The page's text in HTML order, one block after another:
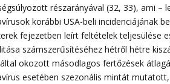
részarányával (32, 33), ami –
korábbi USA-beli incidenciájának
fejezetben leírt feltételek teljesülése
számszerűsítéséhez hétről hétre
okozott másodlagos fertőzések
esetében szezonális mintát